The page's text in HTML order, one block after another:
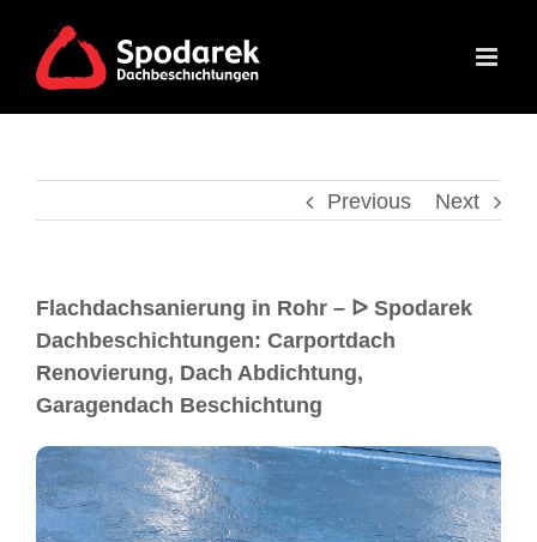
Previous Next
Flachdachsanierung in Rohr – ᐅ Spodarek
Dachbeschichtungen: Carportdach
Renovierung, Dach Abdichtung,
Garagendach Beschichtung